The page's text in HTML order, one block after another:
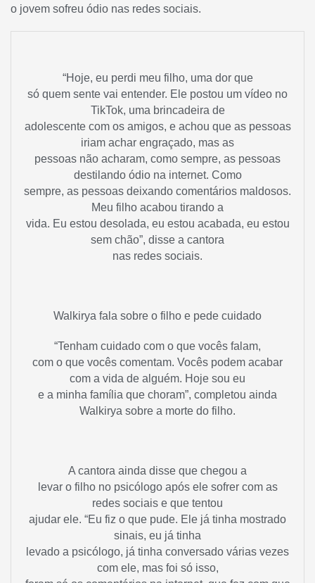
o jovem sofreu ódio nas redes sociais.
“Hoje, eu perdi meu filho, uma dor que
só quem sente vai entender. Ele postou um vídeo no
TikTok, uma brincadeira de
adolescente com os amigos, e achou que as pessoas
iriam achar engraçado, mas as
pessoas não acharam, como sempre, as pessoas
destilando ódio na internet. Como
sempre, as pessoas deixando comentários maldosos.
Meu filho acabou tirando a
vida. Eu estou desolada, eu estou acabada, eu estou
sem chão”, disse a cantora
nas redes sociais.
Walkirya fala sobre o filho e pede cuidado
“Tenham cuidado com o que vocês falam,
com o que vocês comentam. Vocês podem acabar
com a vida de alguém. Hoje sou eu
e a minha família que choram”, completou ainda
Walkirya sobre a morte do filho.
A cantora ainda disse que chegou a
levar o filho no psicólogo após ele sofrer com as
redes sociais e que tentou
ajudar ele. “Eu fiz o que pude. Ele já tinha mostrado
sinais, eu já tinha
levado a psicólogo, já tinha conversado várias vezes
com ele, mas foi só isso,